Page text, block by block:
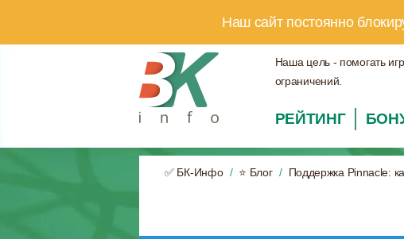
Наш сайт постоянно
Наша цель - помогать
ограничений.
РЕЙТИНГ
✅ БК-Инфо ⭐ Блог Поддержка Pinnacle: